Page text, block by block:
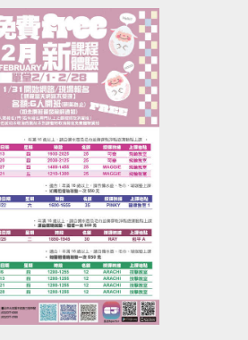
著運動服、攜帶毛巾，並遵守
。若服裝不符合入場規定，
場，不可擇日使用，亦不可退
，不得要求折抵現金或退費。
解釋權。